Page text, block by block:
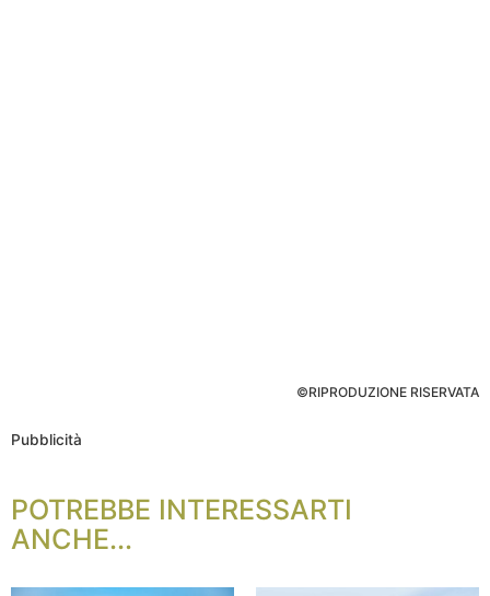
©RIPRODUZIONE RISERVATA
Pubblicità
POTREBBE INTERESSARTI
ANCHE...